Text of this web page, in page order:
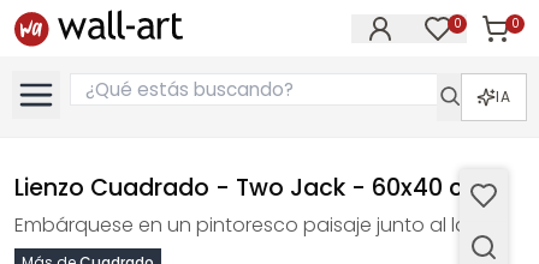
0 0
IA
Lienzo Cuadrado - Two Jack - 60x40 cm
Embárquese en un pintoresco paisaje junto al lago